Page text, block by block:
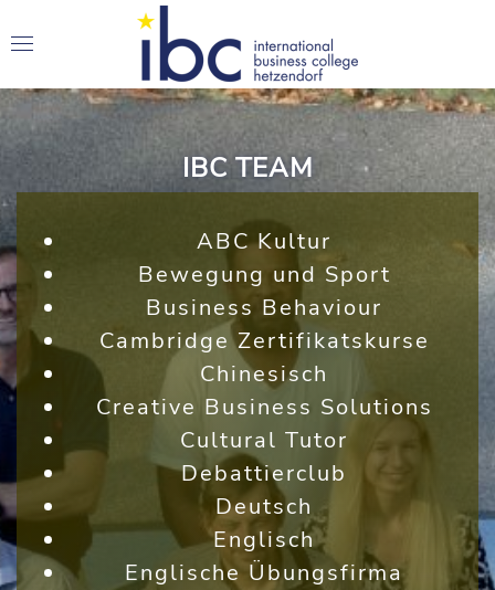
IBC TEAM
ABC Kultur
Bewegung und Sport
Business Behaviour
Cambridge Zertifikatskurse
Chinesisch
Creative Business Solutions
Cultural Tutor
Debattierclub
Deutsch
Englisch
Englische Übungsfirma